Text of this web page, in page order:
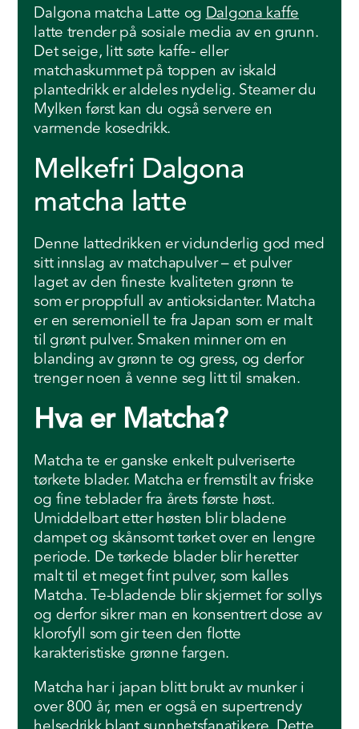
Dalgona matcha Latte ogDalgona kaffe
latte trender på sosiale media av en grunn.
Det seige, litt søte kaffe- eller
matchaskummet på toppen av iskald
plantedrikk er aldeles nydelig. Steamer du
Mylken først kan du også servere en
varmende kosedrikk.
Melkefri Dalgona
matcha latte
Denne lattedrikken er vidunderlig god med
sitt innslag av matchapulver – et pulver
laget av den fineste kvaliteten grønn te
som er proppfull av antioksidanter. Matcha
er en seremoniell te fra Japan som er malt
til grønt pulver. Smaken minner om en
blanding av grønn te og gress, og derfor
trenger noen å venne seg litt til smaken.
Hva er Matcha?
Matcha te er ganske enkelt pulveriserte
tørkete blader. Matcha er fremstilt av friske
og fine teblader fra årets første høst.
Umiddelbart etter høsten blir bladene
dampet og skånsomt tørket over en lengre
periode. De tørkede blader blir heretter
malt til et meget fint pulver, som kalles
Matcha. Te-bladende blir skjermet for sollys
og derfor sikrer man en konsentrert dose av
klorofyll som gir teen den flotte
karakteristiske grønne fargen.
Matcha har i japan blitt brukt av munker i
over 800 år, men er også en supertrendy